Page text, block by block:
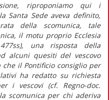
riproponiamo qui i
Santa Sede aveva definito,
della scomunica, tale
il motu proprio Ecclesia
una risposta della
alcuni quesiti del vescovo
il Pontificio consiglio per
ha redatto su richiesta
i vescovi (cf. Regno-doc.
scomunica per chi aderiva